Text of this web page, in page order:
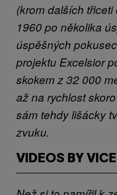
(krom dalších
1960 po několika
úspěšných
projektu Excelsior
skokem z 32 000
až na rychlost
sám tehdy lišácky
zvuku.
VIDEOS BY VICE